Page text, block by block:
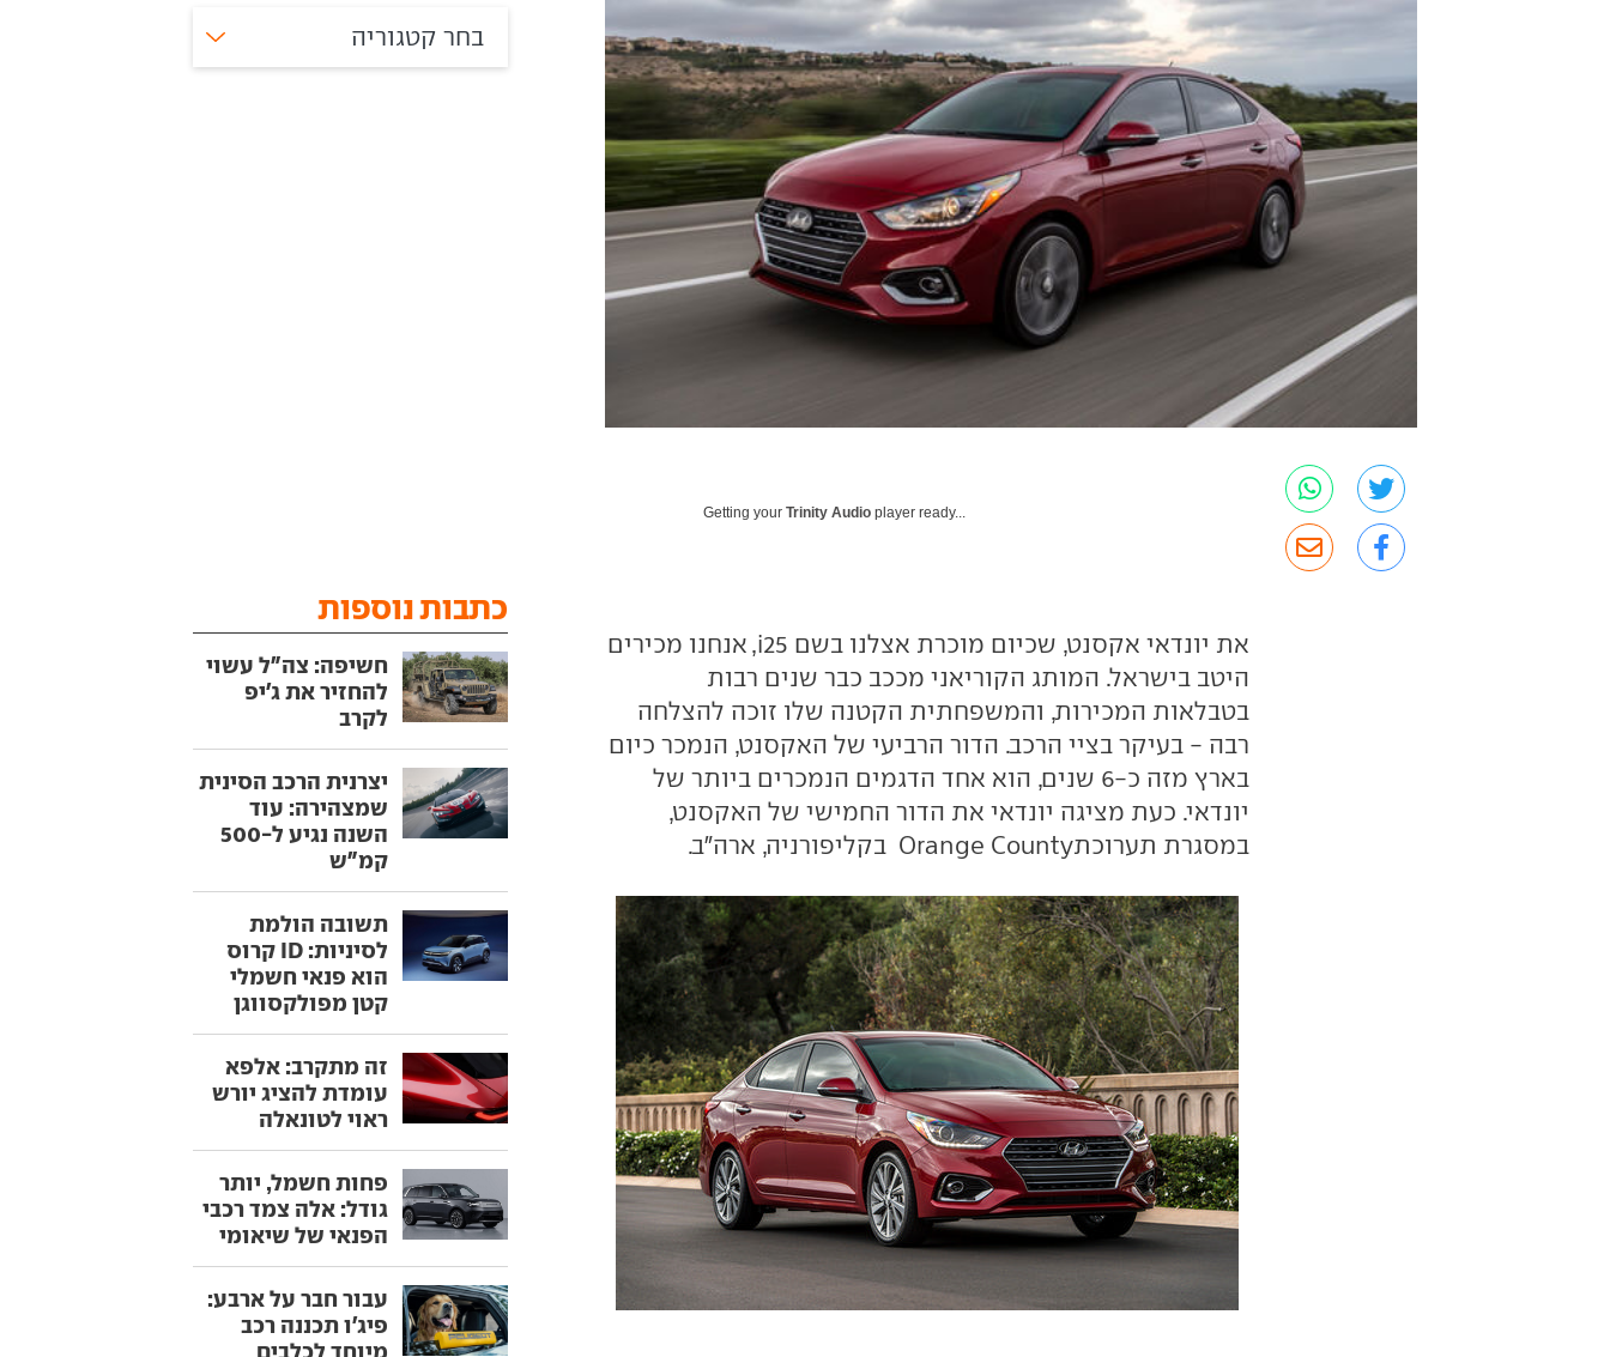
Getting yourTrinity Audio player ready...
את יונדאי אקסנט, שכיום מוכרת אצלנו בשם i25, אנחנו מכירים
היטב בישראל. המותג הקוריאני מככב כבר שנים רבות
בטבלאות המכירות, והמשפחתית הקטנה שלו זוכה להצלחה
רבה - בעיקר בציי הרכב. הדור הרביעי של האקסנט, הנמכר כיום
בארץ מזה כ-6 שנים, הוא אחד הדגמים הנמכרים ביותר של
יונדאי. כעת מציגה יונדאי את הדור החמישי של האקסנט,
במסגרת תערוכתOrange County בקליפורניה, ארה"ב.
בחר קטגוריה
כתבות נוספות
חשיפה: צה"ל עשוי
להחזיר את ג'יפ
לקרב
יצרנית הרכב הסינית
שמצהירה: עוד
השנה נגיע ל-500
קמ"ש
תשובה הולמת
לסיניות: ID קרוס
הוא פנאי חשמלי
קטן מפולקסווגן
זה מתקרב: אלפא
עומדת להציג יורש
ראוי לטונאלה
פחות חשמל, יותר
גודל: אלה צמד רכבי
הפנאי של שיאומי
עבור חבר על ארבע:
פיג'ו תכננה רכב
מיוחד לכלבים